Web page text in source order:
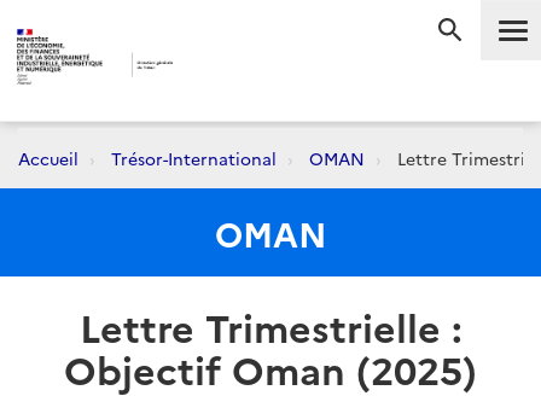
Accueil Trésor-International OMAN Lettre
OMAN
Lettre Trimestrielle :
Objectif Oman (2025)